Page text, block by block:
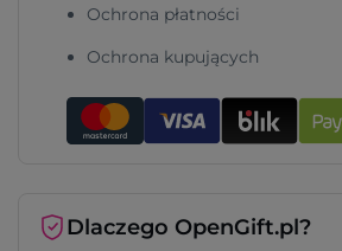
Ochrona płatności
Ochrona kupujących
Dlaczego OpenGift.pl?